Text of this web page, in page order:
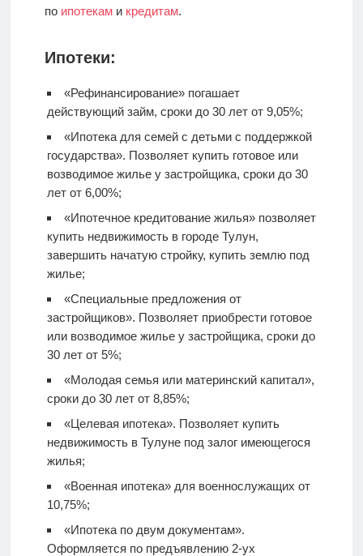
по ипотеками кредитам.
Ипотеки:
«Рефинансирование» погашает
действующий займ, сроки до 30 лет от 9,05%;
«Ипотека для семей с детьми с поддержкой
государства». Позволяет купить готовое или
возводимое жилье у застройщика, сроки до 30
лет от 6,00%;
«Ипотечное кредитование жилья» позволяет
купить недвижимость в городе Тулун,
завершить начатую стройку, купить землю под
жилье;
«Специальные предложения от
застройщиков». Позволяет приобрести готовое
или возводимое жилье у застройщика, сроки до
30 лет от 5%;
«Молодая семья или материнский капитал»,
сроки до 30 лет от 8,85%;
«Целевая ипотека». Позволяет купить
недвижимость в Тулуне под залог имеющегося
жилья;
«Военная ипотека» для военнослужащих от
10,75%;
«Ипотека по двум документам».
Оформляется по предъявлению 2-ух